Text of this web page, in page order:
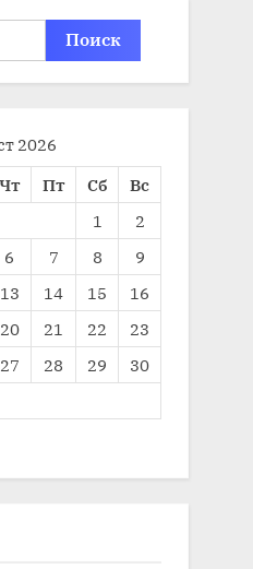
2026
Чт Пт Сб
Вс
1
2
6 7 8
9
13 14 15
16
20 21 22
23
27 28 29
30